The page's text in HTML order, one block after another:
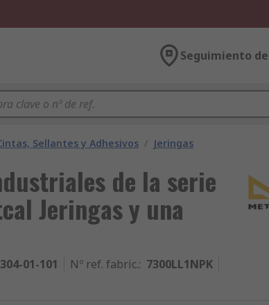
Seguimiento
Sellantes y Adhesivos / Jeringas
de la serie
Jeringas y una
304-01-101 Nº ref. fabric.: 7300LL1NPK